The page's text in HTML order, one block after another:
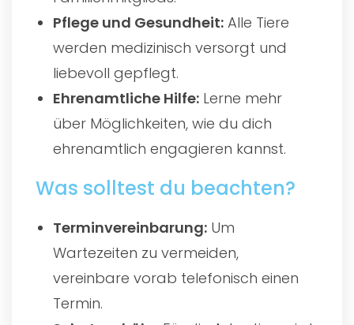
Pflege und Gesundheit: Alle Tiere
werden medizinisch versorgt und
liebevoll gepflegt.
Ehrenamtliche Hilfe: Lerne mehr
über Möglichkeiten, wie du dich
ehrenamtlich engagieren kannst.
Was solltest du beachten?
Terminvereinbarung: Um
Wartezeiten zu vermeiden,
vereinbare vorab telefonisch einen
Termin.